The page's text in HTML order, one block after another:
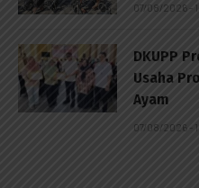
07/08/2026 -
DKUPP
Usaha
Ayam
07/08/2026 -